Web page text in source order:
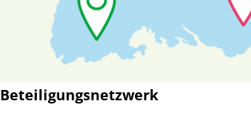
Beteiligungsnetzwerk